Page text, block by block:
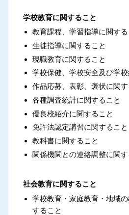
学校教育に関すること
教育課程、学習指導に関する
生徒指導に関すること
現職教育に関すること
学校保健、学校安全及び学
作品応募、表彰、褒状に関す
各種調査統計に関すること
優良校紹介に関すること
免許法認定講習に関すること
教科書に関すること
関係機関との連絡調整に関す
社会教育に関すること
学校教育・家庭教育・地域
すること